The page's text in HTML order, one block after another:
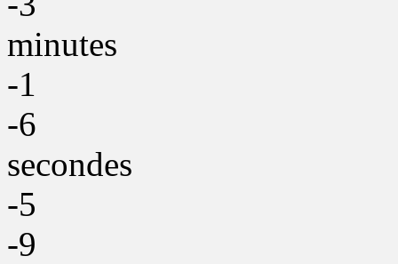
minutes
-1
-6
secondes
-5
-9